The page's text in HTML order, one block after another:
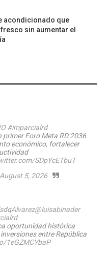
acondicionado que
sin aumentar el
#imparcialrd
Foro Meta RD 2036
económico, fortalecer
SDpYcETbuT
August 5, 2026
@luisabinader
oportunidad histórica
entre República
1eGZMCYbaP